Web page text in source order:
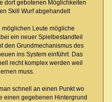
dort gebotenen Möglichkeiten
Skill Wurf abgehandelt
Leute mögliche
ein neuer Spielbestandteil
den Grundmechanismus des
ins System einführt. Das
recht komplex werden weil
muss.
schnell an einen Punkt wo
einen gegebenen Hintergrund